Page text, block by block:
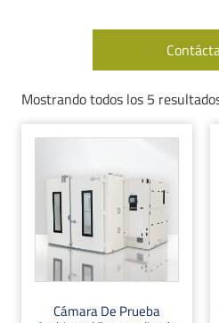
Mostrando todos los 5
Cámara De Prueba